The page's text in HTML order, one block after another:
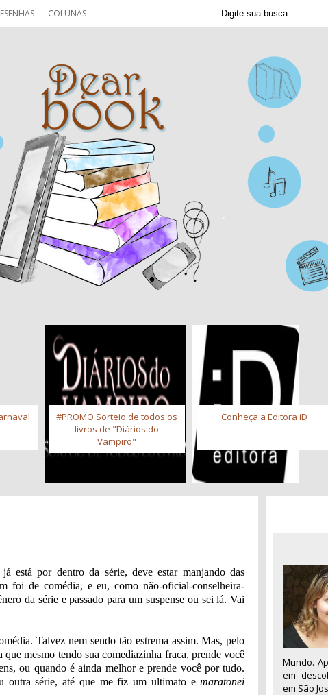
COLUNAS
#PROMO Sorteio de todos os
livros de "Diários do
Vampiro"
Conheça a Editora iD
está por dentro da série, deve estar manjando das
foi de comédia, e eu, como não-oficial-conselheira-
da série e passado para um suspense ou sei lá. Vai
Talvez nem sendo tão estrema assim. Mas, pelo
mesmo tendo sua comediazinha fraca, prende você
ou quando é ainda melhor e prende você por tudo.
outra série, até que me fiz um ultimato emaratonei
Mundo.
em
em São